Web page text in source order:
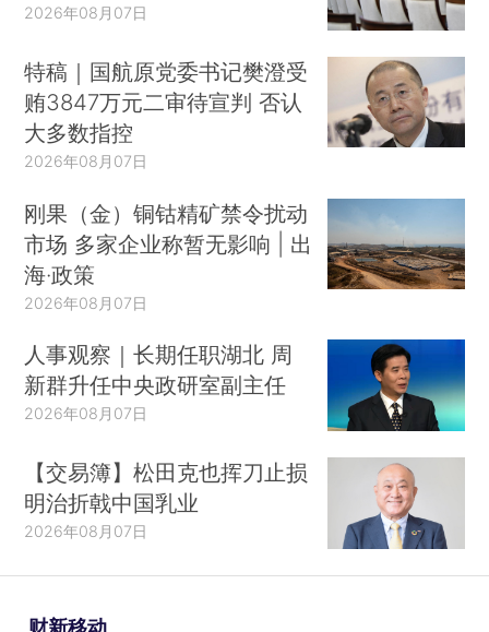
2026年08月07日
特稿｜国航原党委书记樊澄受
贿3847万元二审待宣判 否认
大多数指控
2026年08月07日
刚果（金）铜钴精矿禁令扰动
市场 多家企业称暂无影响 | 出
海·政策
2026年08月07日
人事观察｜长期任职湖北 周
新群升任中央政研室副主任
2026年08月07日
【交易簿】松田克也挥刀止损
明治折戟中国乳业
2026年08月07日
财新移动